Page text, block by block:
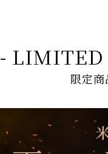
- LIMITED
限定商